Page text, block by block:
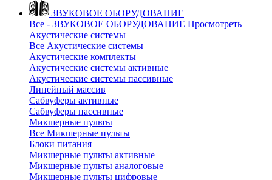
ЗВУКОВОЕ ОБОРУДОВАНИЕ
Все - ЗВУКОВОЕ ОБОРУДОВАНИЕ Просмотреть
Акустические системы
Все Акустические системы
Акустические комплекты
Акустические системы активные
Акустические системы пассивные
Линейный массив
Сабвуферы активные
Сабвуферы пассивные
Микшерные пульты
Все Микшерные пульты
Блоки питания
Микшерные пульты активные
Микшерные пульты аналоговые
Микшерные пульты цифровые